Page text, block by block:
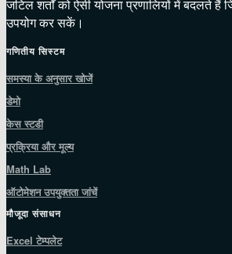
जटिल शर्तों को ऐसी योजना प्रणालियों में बदलते हैं
उपयोग कर सकें।
गणितीय सिस्टम
समस्या के अनुसार खोजें
डेमो
केस स्टडी
प्रक्रिया और मूल्य
Math Lab
ऑटोमेशन उपयुक्तता जांचें
मौजूदा संसाधन
Excel टेम्पलेट